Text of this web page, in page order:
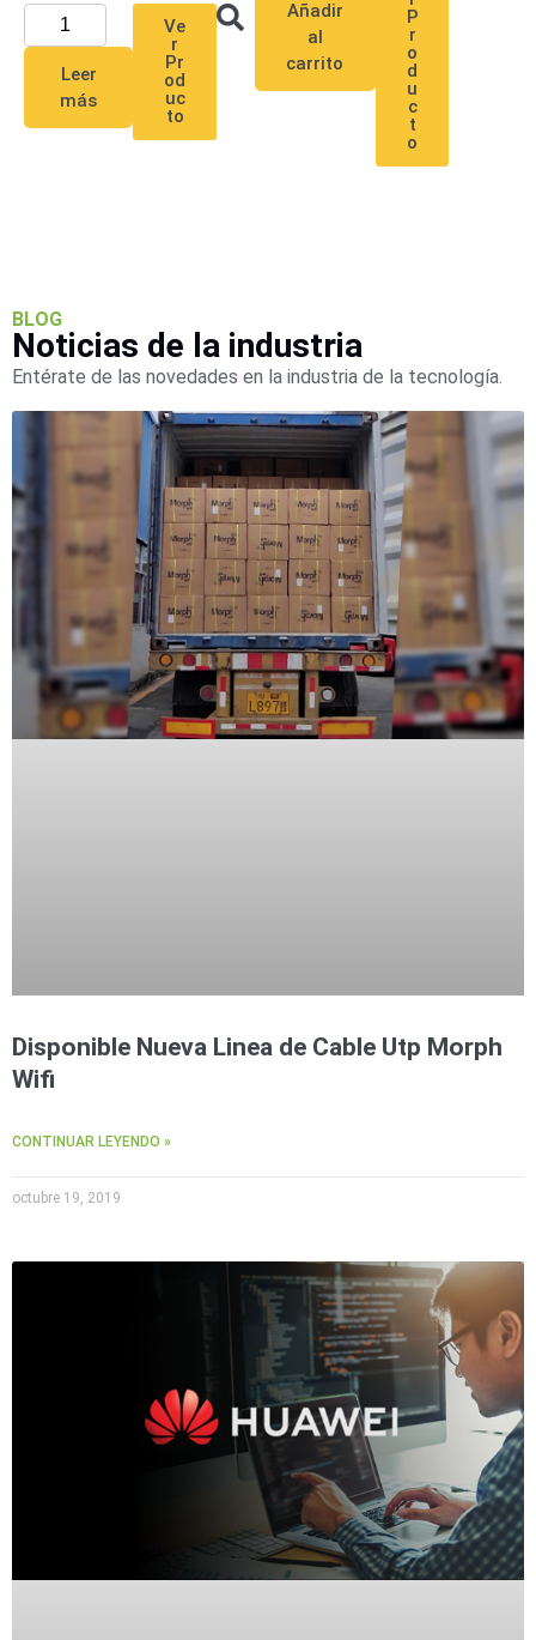
Leer
más
Ve
r
Pr
od
uc
to
Añadir
al
carrito
P
r
o
d
u
c
t
o
BLOG
Noticias de la industria
Entérate de las novedades en la industria de la tecnología.
Disponible Nueva Linea de Cable Utp Morph
Wifi
CONTINUAR LEYENDO »
octubre 19, 2019